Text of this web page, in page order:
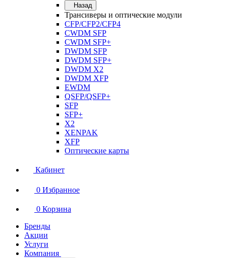
Назад
Трансиверы и оптические модули
CFP/CFP2/CFP4
CWDM SFP
CWDM SFP+
DWDM SFP
DWDM SFP+
DWDM X2
DWDM XFP
EWDM
QSFP/QSFP+
SFP
SFP+
X2
XENPAK
XFP
Оптические карты
Кабинет
0 Избранное
0 Корзина
Бренды
Акции
Услуги
Компания